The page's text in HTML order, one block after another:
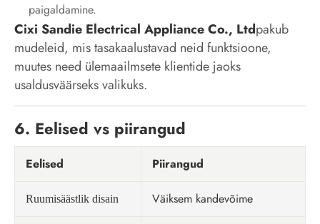
paigaldamine.
Cixi Sandie Electrical Appliance Co., Ltdpakub
mudeleid, mis tasakaalustavad neid funktsioone,
muutes need ülemaailmsete klientide jaoks
usaldusväärseks valikuks.
6. Eelised vs piirangud
Eelised Piirangud
Ruumisäästlik disain Väiksem kandevõime